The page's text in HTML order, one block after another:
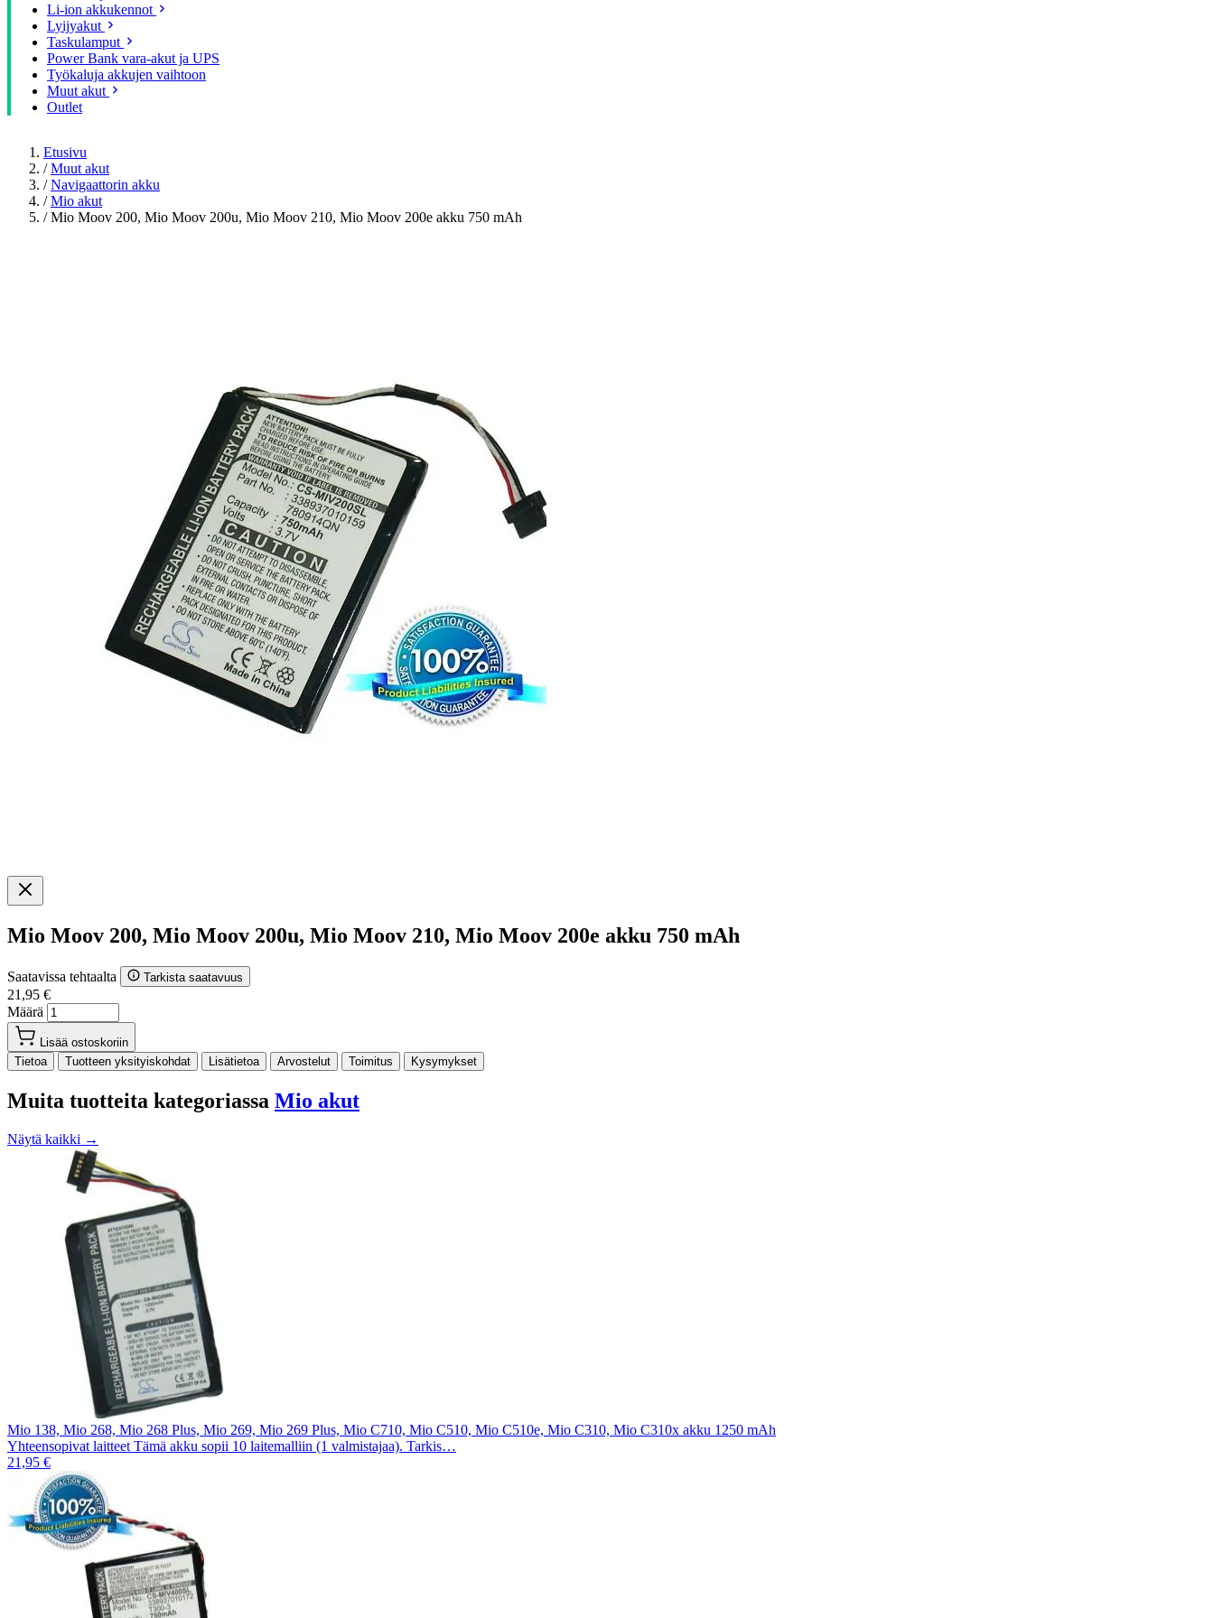
Li-ion akkukennot
Lyijyakut
Taskulamput
Power Bank vara-akut ja UPS
Työkaluja akkujen vaihtoon
Muut akut
Outlet
Etusivu
/ Muut akut
/ Navigaattorin akku
/ Mio akut
/ Mio Moov 200, Mio Moov 200u, Mio Moov 210, Mio Moov 200e akku 750 mAh
Mio Moov 200, Mio Moov 200u, Mio Moov 210, Mio Moov 200e akku 750 mAh
Saatavissa tehtaalta Tarkista saatavuus
21,95 €
Määrä
Lisää ostoskoriin
Tietoa
Tuotteen yksityiskohdat Lisätietoa Arvostelut Toimitus Kysymykset
Muita tuotteita kategoriassa Mio akut
Näytä kaikki →
Mio 138, Mio 268, Mio 268 Plus, Mio 269, Mio 269 Plus, Mio C710, Mio C510, Mio C510e, Mio C310, Mio C310x akku 1250 mAh
Yhteensopivat laitteet Tämä akku sopii 10 laitemalliin (1 valmistajaa). Tarkis…
21,95 €